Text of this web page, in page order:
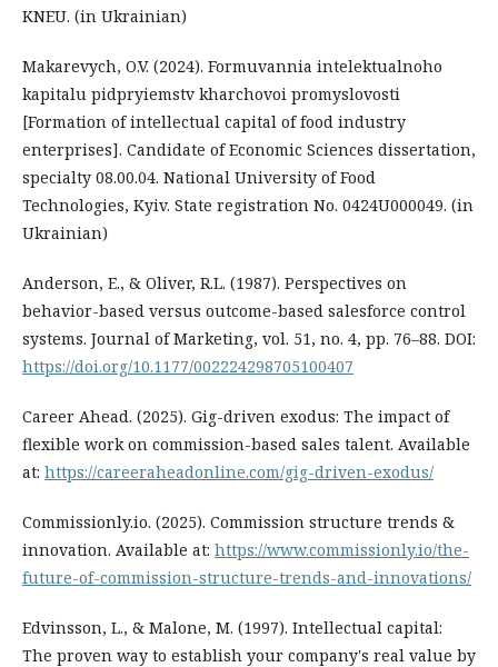
KNEU. (in Ukrainian)
Makarevych, O.V. (2024). Formuvannia intelektualnoho
kapitalu pidpryiemstv kharchovoi promyslovosti
[Formation of intellectual capital of food industry
enterprises]. Candidate of Economic Sciences dissertation,
specialty 08.00.04. National University of Food
Technologies, Kyiv. State registration No. 0424U000049. (in
Ukrainian)
Anderson, E., & Oliver, R.L. (1987). Perspectives on
behavior-based versus outcome-based salesforce control
systems. Journal of Marketing, vol. 51, no. 4, pp. 76–88. DOI:
https://doi.org/10.1177/002224298705100407
Career Ahead. (2025). Gig-driven exodus: The impact of
flexible work on commission-based sales talent. Available
at: https://careeraheadonline.com/gig-driven-exodus/
Commissionly.io. (2025). Commission structure trends &
innovation. Available at: https://www.commissionly.io/the-
future-of-commission-structure-trends-and-innovations/
Edvinsson, L., & Malone, M. (1997). Intellectual capital:
The proven way to establish your company's real value by